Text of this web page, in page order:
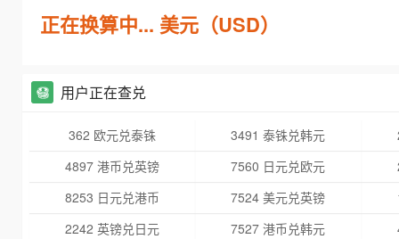
正在换算中... 美元（USD）
用户正在查兑
362 欧元兑泰铢 3491 泰铢兑韩元
4897 港币兑英镑
7560 日元兑欧元
8253 日元兑港币
7524 美元兑英镑
2242 英镑兑日元
7527 港币兑韩元